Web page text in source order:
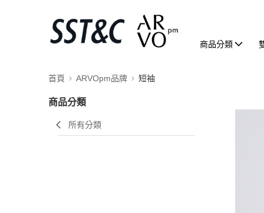
商品分類
首頁 ARVOpm品牌 短袖
商品分類
所有分類